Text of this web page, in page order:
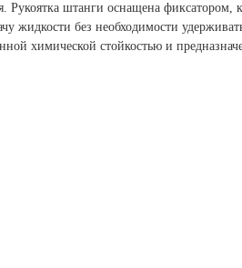
Рукоятка штанги оснащена фиксатором,
жидкости без необходимости
химической стойкостью и